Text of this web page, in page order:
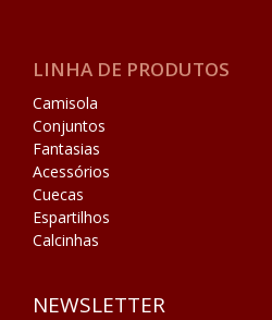
LINHA DE PRODUTOS
Camisola
Conjuntos
Fantasias
Acessórios
Cuecas
Espartilhos
Calcinhas
NEWSLETTER